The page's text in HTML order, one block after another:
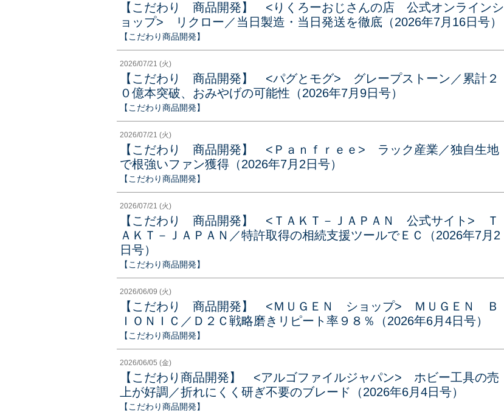
【こだわり 商品開発】 <りくろーおじさんの店 公式オンラインシ
ョップ> リクロー／当日製造・当日発送を徹底（2026年7月16日号）
【こだわり商品開発】
2026/07/21 (火)
【こだわり 商品開発】 <パグとモグ> グレープストーン／累計２
０億本突破、おみやげの可能性（2026年7月9日号）
【こだわり商品開発】
2026/07/21 (火)
【こだわり 商品開発】 <Ｐａｎｆｒｅｅ> ラック産業／独自生地
で根強いファン獲得（2026年7月2日号）
【こだわり商品開発】
2026/07/21 (火)
【こだわり 商品開発】 <ＴＡＫＴ－ＪＡＰＡＮ 公式サイト> Ｔ
ＡＫＴ－ＪＡＰＡＮ／特許取得の相続支援ツールでＥＣ（2026年7月2
日号）
【こだわり商品開発】
2026/06/09 (火)
【こだわり 商品開発】 <ＭＵＧＥＮ ショップ> ＭＵＧＥＮ Ｂ
ＩＯＮＩＣ／Ｄ２Ｃ戦略磨きリピート率９８％（2026年6月4日号）
【こだわり商品開発】
2026/06/05 (金)
【こだわり商品開発】 <アルゴファイルジャパン> ホビー工具の売
上が好調／折れにくく研ぎ不要のブレード（2026年6月4日号）
【こだわり商品開発】